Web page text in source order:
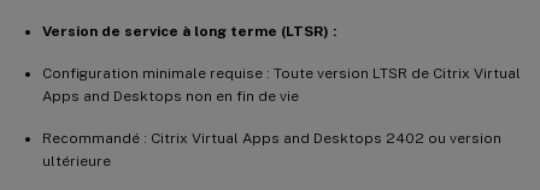
Version de service à long terme (LTSR) :
Configuration minimale requise : Toute version LTSR de Citrix Virtual
Apps and Desktops non en fin de vie
Recommandé : Citrix Virtual Apps and Desktops 2402 ou version
ultérieure